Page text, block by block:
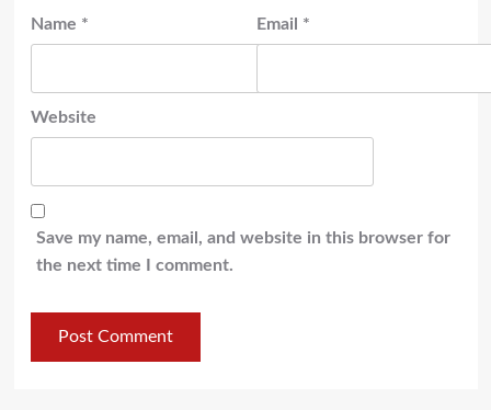
Name * Email *
Website
Save my name, email, and website in this browser for
the next time I comment.